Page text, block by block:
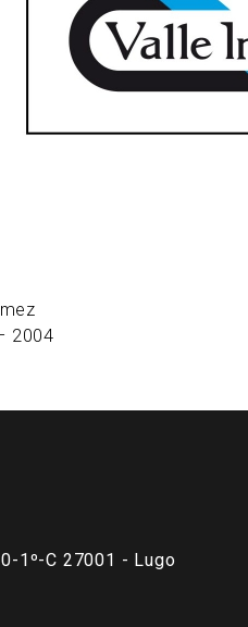
2004
1º-C 27001 - Lugo